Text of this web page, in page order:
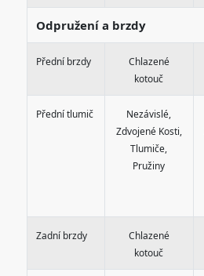
Odpružení a brzdy
Přední brzdy
Chlazené
kotouč
Přední tlumič
Nezávislé,
Zdvojené Kosti,
Tlumiče,
Pružiny
Zadní brzdy
Chlazené
kotouč